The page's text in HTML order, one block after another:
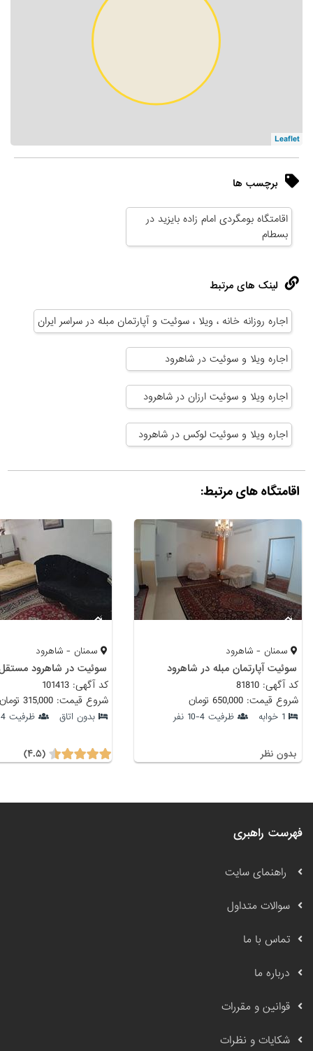
Leaflet
برچسب ها
اقامتگاه بومگردی امام زاده بایزید در
بسطام
لینک های مرتبط
اجاره روزانه خانه ، ویلا ، سوئیت و آپارتمان مبله در سراسر ایران
اجاره ویلا و سوئیت در شاهرود
اجاره ویلا و سوئیت ارزان در شاهرود
اجاره ویلا و سوئیت لوکس در شاهرود
اقامتگاه های مرتبط:
سمنان - شاهرود
سوئیت آپارتمان مبله در شاهرود
کد آگهی: 81810
شروع قیمت: 650,000 تومان
1 خوابه ظرفیت 4-10 نفر
بدون نظر
سمنان - شاهرود
کد آگهی: 101413
شروع قیمت: 315,000 تومان
بدون اتاق ظرفیت 4-6 نفر
(۴.۵)
فهرست راهبری
راهنمای سایت
سوالات متداول
تماس با ما
درباره ما
قوانین و مقررات
شکایات و نظرات